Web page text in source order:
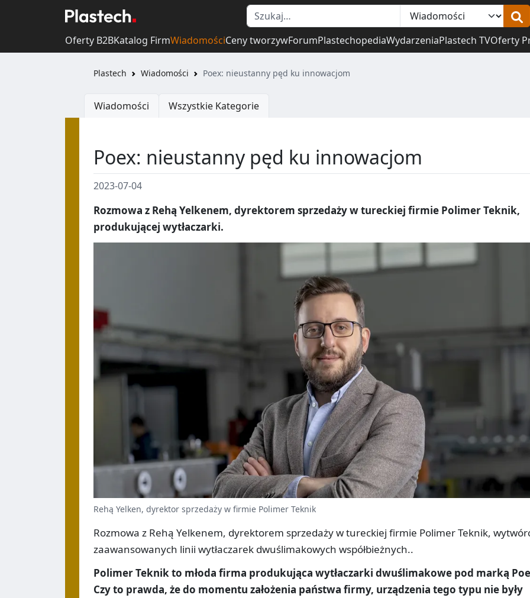
Oferty B2BKatalog FirmWiadomościCeny tworzywForumPlastechopediaWydarzeniaPlastech TVOferty
Plastech Wiadomości Poex: nieustanny pęd ku innowacjom
Wiadomości Wszystkie Kategorie
Poex: nieustanny pęd ku innowacjom
2023-07-04
Rozmowa z Rehą Yelkenem, dyrektorem sprzedaży w tureckiej firmie Polimer Teknik,
produkującej wytłaczarki.
Rehą Yelken, dyrektor sprzedaży w firmie Polimer Teknik
Rozmowa z Rehą Yelkenem, dyrektorem sprzedaży w tureckiej firmie Polimer Teknik,
zaawansowanych linii wytłaczarek dwuślimakowych współbieżnych..
Polimer Teknik to młoda firma produkująca wytłaczarki dwuślimakowe pod marką
Czy to prawda, że do momentu założenia państwa firmy, urządzenia tego typu nie były